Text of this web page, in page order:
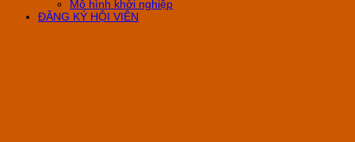
Mô hình khởi nghiệp
ĐĂNG KÝ HỘI VIÊN